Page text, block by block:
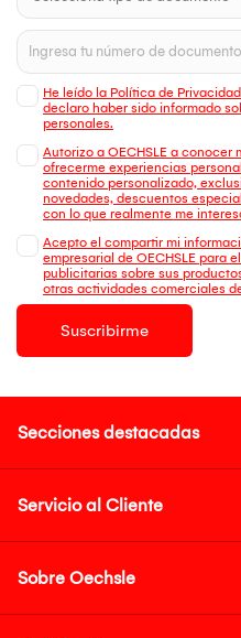
He leído la Política de
declaro haber sido informado
personales.
Autorizo a OECHSLE a
ofrecerme experiencias
contenido personalizado,
novedades, descuentos
con lo que realmente me
Acepto el compartir mi
empresarial de OECHSLE para
publicitarias sobre sus
otras actividades comerciales
Suscribirme
Secciones destacadas
Servicio al Cliente
Sobre Oechsle